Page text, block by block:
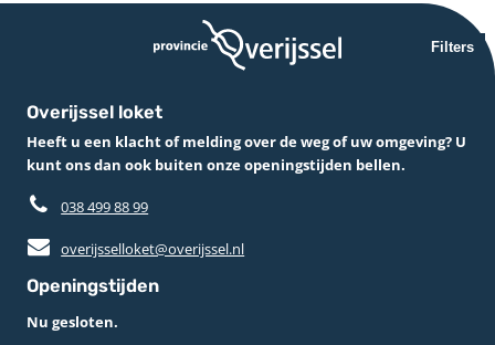
Filters
Overijssel loket
Heeft u een klacht of melding over de weg of uw omgeving? U
kunt ons dan ook buiten onze openingstijden bellen.
038 499 88 99
overijsselloket@overijssel.nl
Openingstijden
Nu gesloten.